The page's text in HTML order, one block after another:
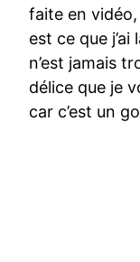
faite en vidéo,
est ce que
n’est jamais
délice que je
car c’est un